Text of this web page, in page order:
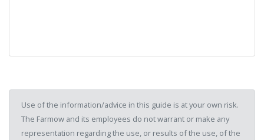
Use of the information/advice in this guide is at your own risk.
The Farmow and its employees do not warrant or make any
representation regarding the use, or results of the use, of the